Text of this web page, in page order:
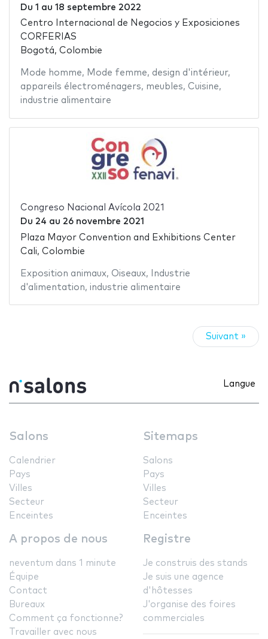
Du 1 au 18 septembre 2022
Centro Internacional de Negocios y Exposiciones
CORFERIAS
Bogotá, Colombie
Mode homme, Mode femme, design d'intérieur,
appareils électroménagers, meubles, Cuisine,
industrie alimentaire
Congreso Nacional Avícola 2021
Du 24 au 26 novembre 2021
Plaza Mayor Convention and Exhibitions Center
Cali, Colombie
Exposition animaux, Oiseaux,
Industrie
d'alimentation, industrie alimentaire
Suivant »
Langue
Salons
Calendrier
Pays
Villes
Secteur
Enceintes
Sitemaps
Salons
Pays
Villes
Secteur
Enceintes
A propos de nous
neventum dans 1 minute
Équipe
Contact
Bureaux
Comment ça fonctionne?
Travailler avec nous
Registre
Je construis des stands
Je suis une agence
d'hôtesses
J'organise des foires
commerciales